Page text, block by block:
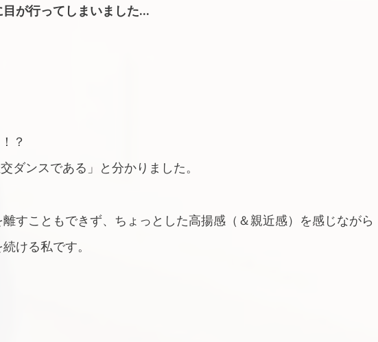
目が行ってしまいました…
？
ダンスである」と分かりました。
すこともできず、ちょっとした高揚感（＆親近感）を感じながら
ける私です。